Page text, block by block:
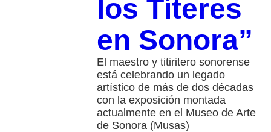
los Títeres
en Sonora”
El maestro y titiritero sonorense
está celebrando un legado
artístico de más de dos décadas
con la exposición montada
actualmente en el Museo de Arte
de Sonora (Musas)